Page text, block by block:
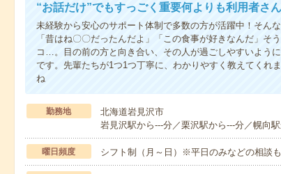
“お話だけ”でもすっごく重要何よりも利用者さ
未経験から安心のサポート体制で多数の方が活躍中！そん
「昔はね〇〇だったんだよ」「この食事が好きなんだ」そ
コ…。目の前の方と向き合い、その人が過ごしやすいよう
です。先輩たちが1つ1つ丁寧に、わかりやすく教えてくれ
ね
勤務地
北海道岩見沢市
岩見沢駅から---分／栗沢駅から---分／幌向
曜日頻度 シフト制（月～日）※平日のみなどの相談